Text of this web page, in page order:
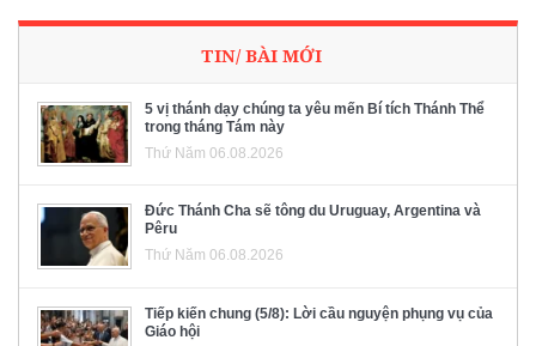
TIN/ BÀI MỚI
5 vị thánh dạy chúng ta yêu mến Bí tích Thánh Thể
trong tháng Tám này
Thứ Năm 06.08.2026
Đức Thánh Cha sẽ tông du Uruguay, Argentina và
Pêru
Thứ Năm 06.08.2026
Tiếp kiến chung (5/8): Lời cầu nguyện phụng vụ của
Giáo hội